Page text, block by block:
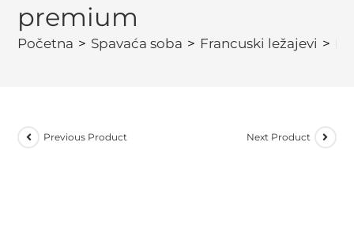
premium
Početna > Spavaća soba > Francuski ležajevi >
Previous Product Next Product